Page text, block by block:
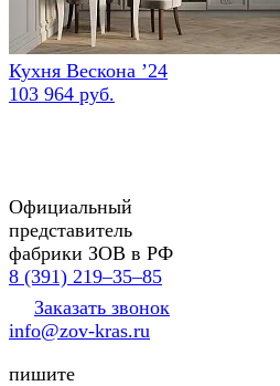
Кухня Вескона ’24
103 964 руб.
Официальный
представитель
фабрики ЗОВ в РФ
8 (391) 219‒35‒85
Заказать звонок
info@zov-kras.ru
пишите